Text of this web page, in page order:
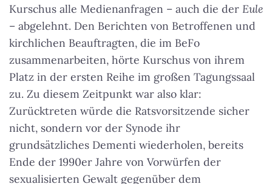
Kurschus alle Medienanfragen – auch die der Eule
– abgelehnt. Den Berichten von Betroffenen und
kirchlichen Beauftragten, die im BeFo
zusammenarbeiten, hörte Kurschus von ihrem
Platz in der ersten Reihe im großen Tagungssaal
zu. Zu diesem Zeitpunkt war also klar:
Zurücktreten würde die Ratsvorsitzende sicher
nicht, sondern vor der Synode ihr
grundsätzliches Dementi wiederholen, bereits
Ende der 1990er Jahre von Vorwürfen der
sexualisierten Gewalt gegenüber dem